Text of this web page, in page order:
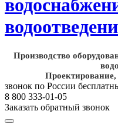
Производство
Проектирование,
звонок по России
8 800 333-01-05
Заказать обратный звонок